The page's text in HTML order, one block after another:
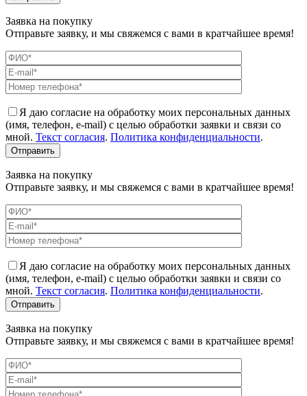
Заявка на покупку
Отправьте заявку, и мы свяжемся с вами в кратчайшее время!
Я даю согласие на обработку моих персональных данных
(имя, телефон, e-mail) с целью обработки заявки и связи со
мной. Текст согласия. Политика конфиденциальности.
Заявка на покупку
Отправьте заявку, и мы свяжемся с вами в кратчайшее время!
Я даю согласие на обработку моих персональных данных
(имя, телефон, e-mail) с целью обработки заявки и связи со
мной. Текст согласия. Политика конфиденциальности.
Заявка на покупку
Отправьте заявку, и мы свяжемся с вами в кратчайшее время!